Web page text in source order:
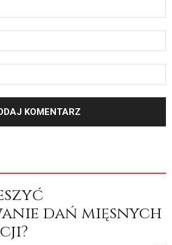
dań mięsnych